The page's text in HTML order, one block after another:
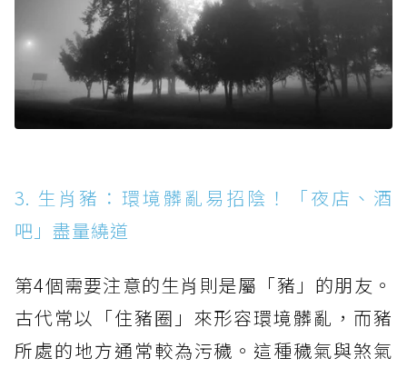
3. 生肖豬：環境髒亂易招陰！「夜店、酒
吧」盡量繞道
第4個需要注意的生肖則是屬「豬」的朋友。
古代常以「住豬圈」來形容環境髒亂，而豬
所處的地方通常較為污穢。這種穢氣與煞氣